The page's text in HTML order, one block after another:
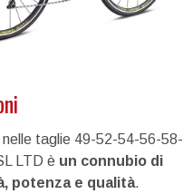
nelle taglie 49-52-54-56-58-
LTD è un connubio di
potenza e qualità.